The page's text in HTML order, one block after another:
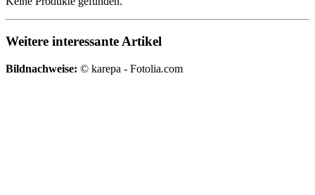
Weitere interessante Artikel
Bildnachweise: © karepa - Fotolia.com